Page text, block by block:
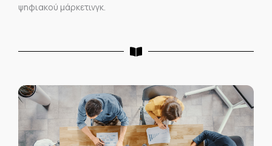
ψηφιακού μάρκετινγκ.